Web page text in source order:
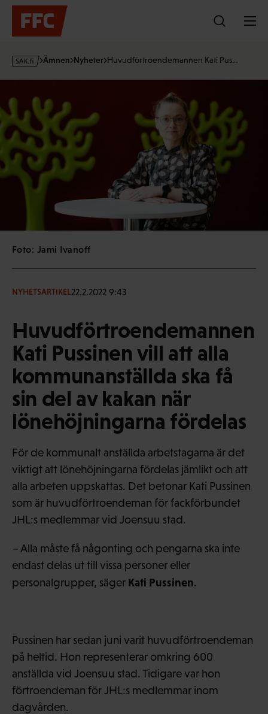
Hoppa
innehållet
s
·
i
Ämnen Nyheter Huvudförtroendemannen Kati Pus…
Foto: Jami Ivanoff
NYHETSARTIKEL22.2.2022 9:43
Huvudförtroendemannen
Kati Pussinen vill att alla
kommunanställda ska få
sin del av kakan när
lönehöjningarna fördelas
För de kommunalt anställda arbetstagarna är det
viktigt att lönehöjningarna fördelas jämlikt och att
alla arbeten uppskattas. Det betonar Kati Pussinen
som är huvudförtroendeman för fackförbundet
JHL:s medlemmar vid Joensuu stad.
– Alla måste få någonting och pengarna ska inte
endast delas ut till vissa personer eller
personalgrupper, säger Kati Pussinen.
Pussinen har sedan juni varit huvudförtroendeman
på heltid. Hon representerar omkring 600
anställda vid Joensuu stad. Tidigare var hon
förtroendeman för JHL:s medlemmar inom
dagvården.